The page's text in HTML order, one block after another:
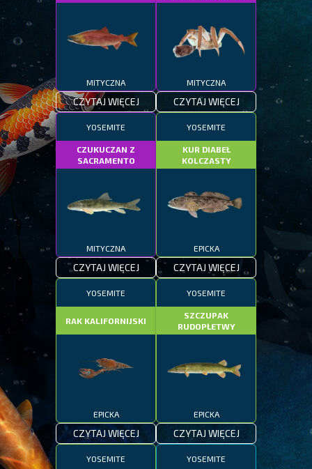
MITYCZNA
CZYTAJ WIĘCEJ
MITYCZNA
CZYTAJ WIĘCEJ
YOSEMITE
CZUKUCZAN Z
SACRAMENTO
MITYCZNA
CZYTAJ WIĘCEJ
YOSEMITE
KUR DIABEŁ
KOLCZASTY
EPICKA
CZYTAJ WIĘCEJ
YOSEMITE
RAK KALIFORNIJSKI
EPICKA
CZYTAJ WIĘCEJ
YOSEMITE
SZCZUPAK
RUDOPŁETWY
EPICKA
CZYTAJ WIĘCEJ
YOSEMITE YOSEMITE